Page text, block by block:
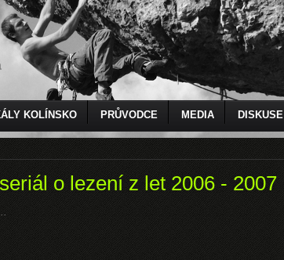
KOLÍNSKO PRŮVODCE MEDIA DISKUSE
o lezení z let 2006 - 2007